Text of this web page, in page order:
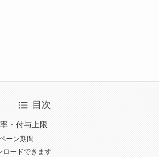
目次
・付与上限
ーン期間
ードできます